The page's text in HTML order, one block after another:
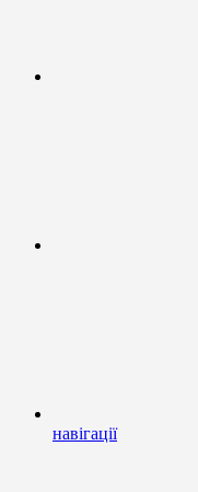
навігації